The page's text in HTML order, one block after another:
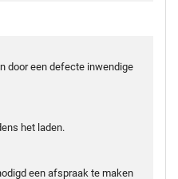
door een defecte inwendige
het laden.
een afspraak te maken